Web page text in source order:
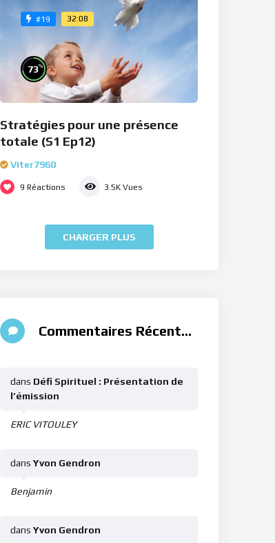
#19 32:08
73%
Stratégies pour une présence
totale (S1 Ep12)
Viter7960
9 Réactions 3.5K Vues
CHARGER PLUS
Commentaires Récents
ERIC VITOULEY
dans Défi Spirituel : Présentation de
l’émission
Benjamin
dansYvon Gendron
dansYvon Gendron